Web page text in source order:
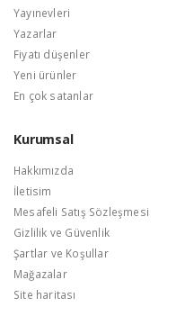
Yayınevleri
Yazarlar
Fiyatı düşenler
Yeni ürünler
En çok satanlar
Kurumsal
Hakkımızda
İletisim
Mesafeli Satış Sözleşmesi
Gizlilik ve Güvenlik
Şartlar ve Koşullar
Mağazalar
Site haritası